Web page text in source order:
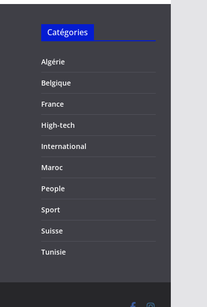
Catégories
Algérie
Belgique
France
High-tech
International
Maroc
People
Sport
Suisse
Tunisie